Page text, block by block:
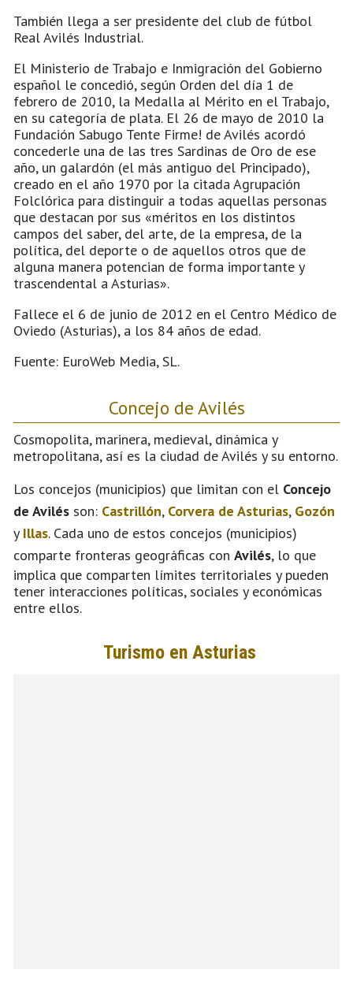
También llega a ser presidente del club de fútbol
Real Avilés Industrial.
El Ministerio de Trabajo e Inmigración del Gobierno
español le concedió, según Orden del día 1 de
febrero de 2010, la Medalla al Mérito en el Trabajo,
en su categoría de plata. El 26 de mayo de 2010 la
Fundación Sabugo Tente Firme! de Avilés acordó
concederle una de las tres Sardinas de Oro de ese
año, un galardón (el más antiguo del Principado),
creado en el año 1970 por la citada Agrupación
Folclórica para distinguir a todas aquellas personas
que destacan por sus «méritos en los distintos
campos del saber, del arte, de la empresa, de la
política, del deporte o de aquellos otros que de
alguna manera potencian de forma importante y
trascendental a Asturias».
Fallece el 6 de junio de 2012 en el Centro Médico de
Oviedo (Asturias), a los 84 años de edad.
Fuente: EuroWeb Media, SL.
Concejo de Avilés
Cosmopolita, marinera, medieval, dinámica y
metropolitana, así es la ciudad de Avilés y su entorno.
Los concejos (municipios) que limitan con el Concejo
de Avilés son: Castrillón, Corvera de Asturias, Gozón
y Illas. Cada uno de estos concejos (municipios)
comparte fronteras geográficas con Avilés, lo que
implica que comparten límites territoriales y pueden
tener interacciones políticas, sociales y económicas
entre ellos.